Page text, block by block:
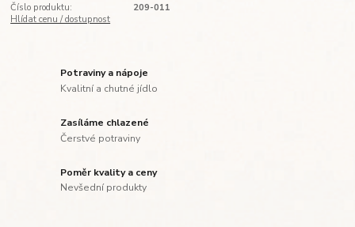
Číslo produktu:
209-011
Hlídat cenu / dostupnost
Potraviny a nápoje
Kvalitní a chutné jídlo
Zasíláme chlazené
Čerstvé potraviny
Poměr kvality a ceny
Nevšední produkty